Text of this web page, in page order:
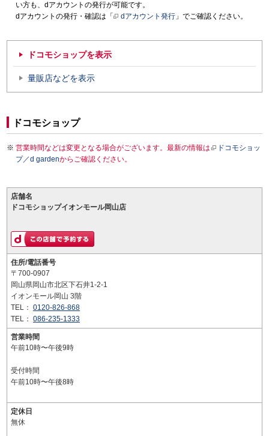
い方も、dアカウントの発行が可能です。
dアカウントの発行・確認は「
dアカウント発行 」でご確認ください。
ドコモショップを表示
量販店などを表示
ドコモショップ
営業時間などは変更となる場合がございます。最新の情報は
ドコモショッ
プ／d gardenからご確認ください。
店舗名
ドコモショップイオンモール岡山店
住所/電話番号
〒700-0907
岡山県岡山市北区下石井1-2-1
イオンモール岡山 3階
TEL： 0120-826-868
TEL： 086-235-1333
営業時間
午前10時〜午後9時
受付時間
午前10時〜午後8時
定休日
無休